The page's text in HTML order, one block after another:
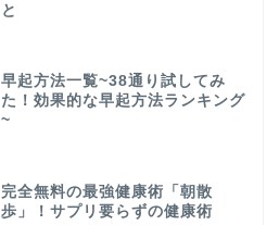
と
早起方法一覧~38通り試してみ
た！効果的な早起方法ランキング
~
完全無料の最強健康術「朝散
歩」！サプリ要らずの健康術